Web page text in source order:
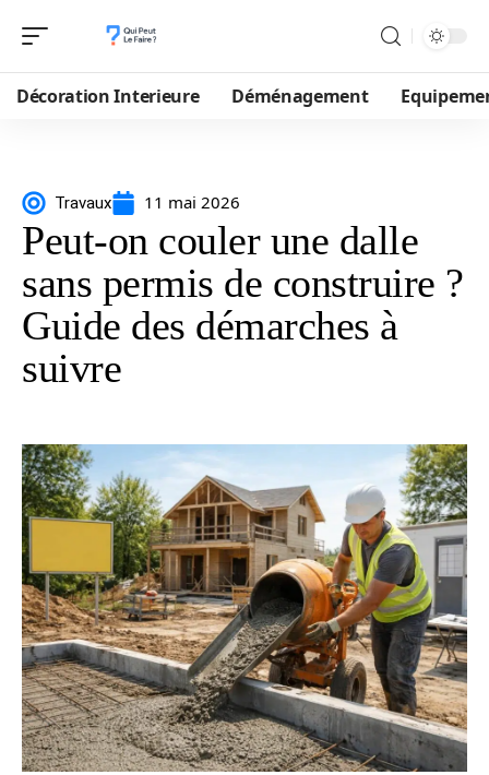
Décoration Interieure Déménagement
Travaux 11 mai 2026
Peut-on couler une dalle
sans permis de construire ?
Guide des démarches à
suivre